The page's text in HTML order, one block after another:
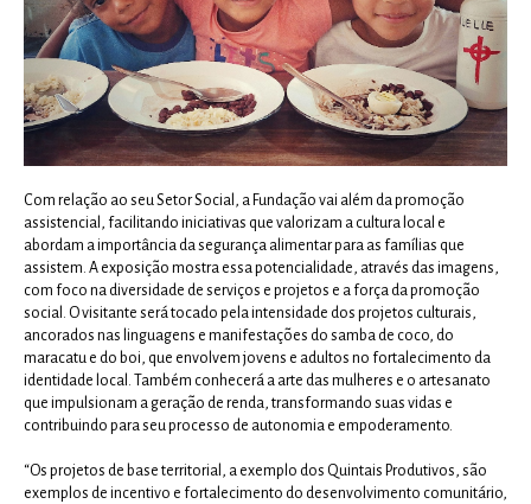
Com relação ao seu Setor Social, a Fundação vai além da promoção
assistencial, facilitando iniciativas que valorizam a cultura local e
abordam a importância da segurança alimentar para as famílias que
assistem. A exposição mostra essa potencialidade, através das imagens,
com foco na diversidade de serviços e projetos e a força da promoção
social. O visitante será tocado pela intensidade dos projetos culturais,
ancorados nas linguagens e manifestações do samba de coco, do
maracatu e do boi, que envolvem jovens e adultos no fortalecimento da
identidade local. Também conhecerá a arte das mulheres e o artesanato
que impulsionam a geração de renda, transformando suas vidas e
contribuindo para seu processo de autonomia e empoderamento.
“Os projetos de base territorial, a exemplo dos Quintais Produtivos, são
exemplos de incentivo e fortalecimento do desenvolvimento comunitário,